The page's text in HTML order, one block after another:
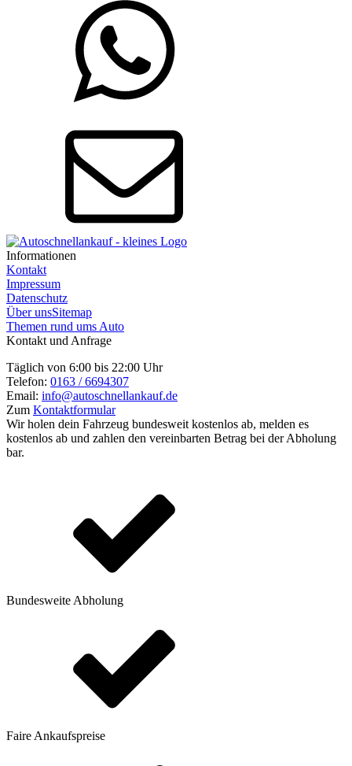
Informationen
Kontakt
Impressum
Datenschutz
Über unsSitemap
Themen rund ums Auto
Kontakt und Anfrage
Täglich von 6:00 bis 22:00 Uhr
Telefon: 0163 / 6694307
Email: info@autoschnellankauf.de
Zum Kontaktformular
Wir holen dein Fahrzeug bundesweit kostenlos ab, melden es
kostenlos ab und zahlen den vereinbarten Betrag bei der Abholung
bar.
Bundesweite Abholung
Faire Ankaufspreise